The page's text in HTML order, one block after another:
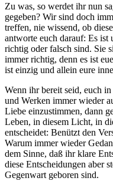
Zu was, so werdet ihr nun
gegeben? Wir sind doch
treffen, nie wissend, ob
antworte euch darauf: Es ist
richtig oder falsch sind. Sie
immer richtig, denn es ist
ist einzig und allein eure
Wenn ihr bereit seid, euch
und Werken immer wieder
Liebe einzustimmen, dann
Leben, in diesem Licht, in
entscheidet: Benützt den
Warum immer wieder
dem Sinne, daß ihr klare
diese Entscheidungen aber
Gegenwart geboren sind.